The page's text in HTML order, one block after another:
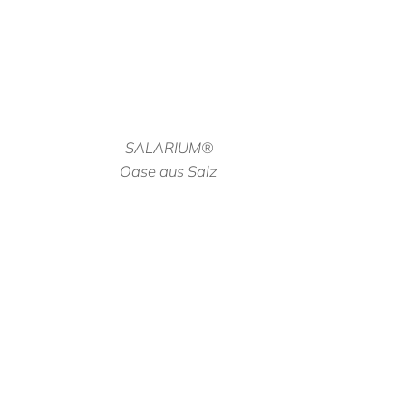
SALARIUM®
Oase aus Salz